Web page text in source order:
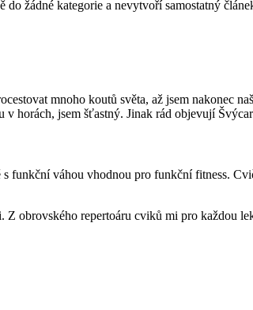
žádné kategorie a nevytvoří samostatný
mnoho koutů světa, až jsem nakonec
horách, jsem šťastný. Jinak rád objevují
funkční váhou vhodnou pro funkční fitness.
obrovského repertoáru cviků mi pro každou